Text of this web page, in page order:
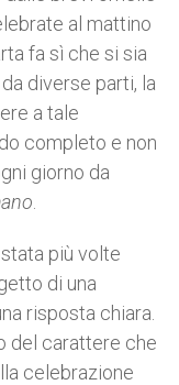
al mattino
fa sì che si sia
diverse parti, la
a tale
completo e non
giorno da
più volte
di una
risposta chiara.
del carattere che
celebrazione